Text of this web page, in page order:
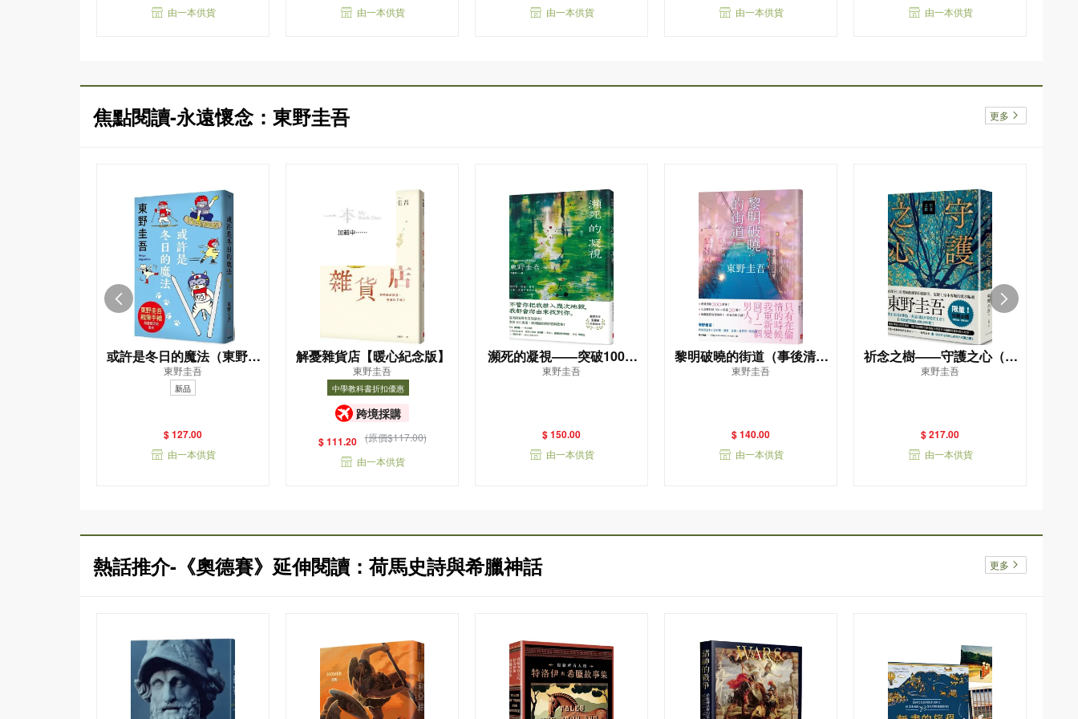
由一本供貨
由一本供貨
由一本供貨
由一本供貨
由一本供貨
焦點閱讀-永遠懷念：東野圭吾 更多
或許是冬日的魔法（東野圭
吾親自繪製貓咪插畫限定書
衣版）
東野圭吾
新品
$ 127.00
由一本供貨
解憂雜貨店【暖心紀念版】
東野圭吾
中學教科書折扣優惠
中學教科書折扣優惠
跨境採購
$ 111.20 (原價$117.00)
由一本供貨
瀕死的凝視——突破100萬
冊！這次的東野圭吾很惡
東野圭吾
$ 150.00
由一本供貨
黎明破曉的街道（事後清晨
版）——東野圭吾筆下的
東野圭吾
$ 140.00
由一本供貨
祈念之樹——守護之心（限
量精裝版）
東野圭吾
$ 217.00
由一本供貨
熱話推介-《奧德賽》延伸閱讀：荷馬史詩與希臘神話 更多